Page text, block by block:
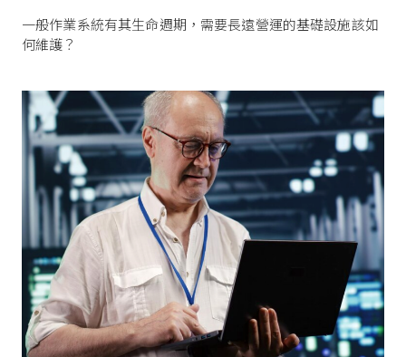
一般作業系統有其生命週期，需要長遠營運的基礎設施該如
何維護？